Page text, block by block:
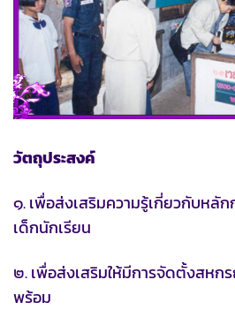
วัตถุประสงค์
๑. เพื่อส่งเสริมความรู้เกี่ยวกับหลั
เด็กนักเรียน
๒. เพื่อส่งเสริมให้มีการจัดตั้งสห
พร้อม